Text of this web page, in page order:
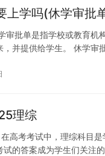
上学吗(休学审批
审批单是指学校或教育机
，并提供给学生。 休学审
理综
高考考试中，理综科目
试的答案成为学生们关注